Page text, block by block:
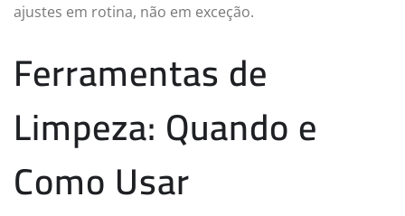
ajustes em rotina, não em exceção.
Ferramentas de
Limpeza: Quando e
Como Usar